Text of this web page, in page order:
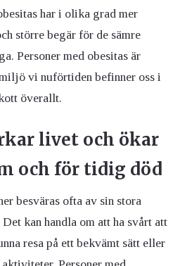
har i olika grad mer
större begär för de sämre
Personer med obesitas är
vi nuförtiden befinner oss i
överallt.
livet och ökar
och för tidig död
besväras ofta av sin stora
kan handla om att ha svårt att
resa på ett bekvämt sätt eller